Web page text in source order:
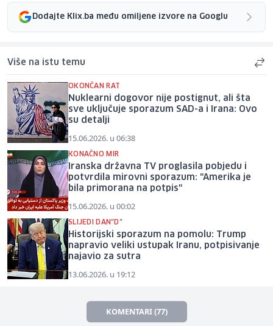
Dodajte Klix.ba među omiljene izvore na Googlu
Više na istu temu
OKONČAN RAT
Nuklearni dogovor nije postignut, ali šta
sve uključuje sporazum SAD-a i Irana: Ovo
su detalji
15.06.2026. u 06:38
KONAČNO MIR
Iranska državna TV proglasila pobjedu i
potvrdila mirovni sporazum: "Amerika je
bila primorana na potpis"
15.06.2026. u 00:02
SLIJEDI DAN"D"
Historijski sporazum na pomolu: Trump
napravio veliki ustupak Iranu, potpisivanje
najavio za sutra
13.06.2026. u 19:12
KOMENTARI (77)